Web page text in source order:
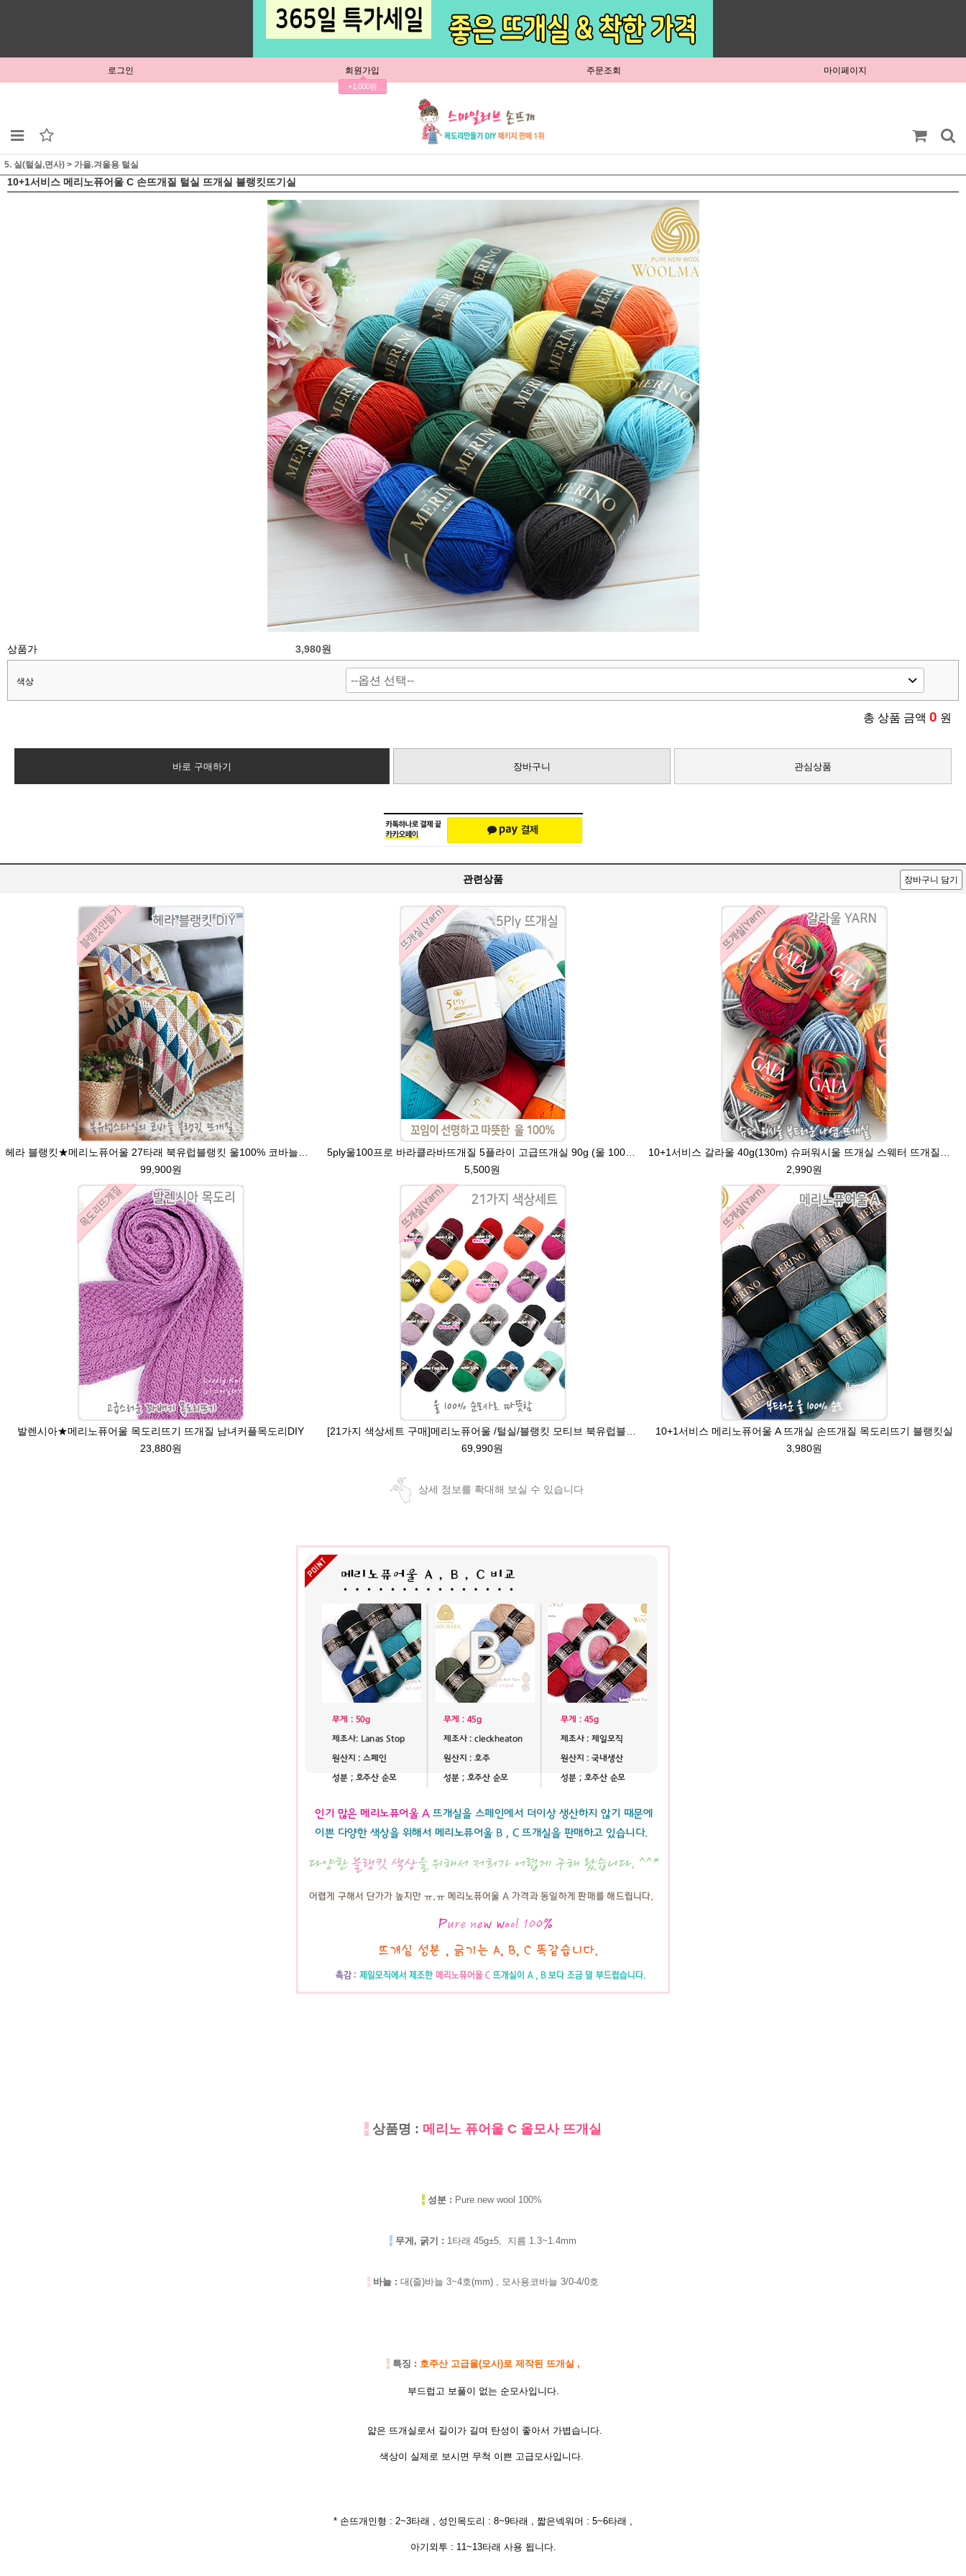
로그인 회원가입
+1,000원
주문조회 마이페이지
5. 실(털실,면사) > 가을.겨울용 털실
10+1서비스 메리노퓨어울 C 손뜨개질 털실 뜨개실 블랭킷뜨기실
상품가 3,980원
색상
총 상품 금액 0 원
바로 구매하기 장바구니 관심상품
관련상품 장바구니 담기
99,900원
5ply울100프로 바라클라바뜨개질 5플라이 고급뜨개실 90g (울 100%) 제일모직 생산 얇은굵기 순모사
5,500원
2,990원
발렌시아★메리노퓨어울 목도리뜨기 뜨개질 남녀커플목도리DIY
23,880원
69,990원
10+1서비스 메리노퓨어울 A 뜨개실 손뜨개질 목도리뜨기 블랭킷실
3,980원
상세 정보를 확대해 보실 수 있습니다
- 상품명 : 메리노 퓨어울 C 올모사 뜨개실
- 성분 : Pure new wool 100%
- 무게, 굵기 : 1타래 45g±5, 지름 1.3~1.4mm
- 바늘 : 대(줄)바늘 3~4호(mm) , 모사용코바늘 3/0-4/0호
- 특징 : 호주산 고급울(모사)로 제작된 뜨개실 ,
부드럽고 보풀이 없는 순모사입니다.
얇은 뜨개실로서 길이가 길며 탄성이 좋아서 가볍습니다.
색상이 실제로 보시면 무척 이쁜 고급모사입니다.
* 손뜨개인형 : 2~3타래 , 성인목도리 : 8~9타래 , 짧은넥워머 : 5~6타래 ,
아기외투 : 11~13타래 사용 됩니다.